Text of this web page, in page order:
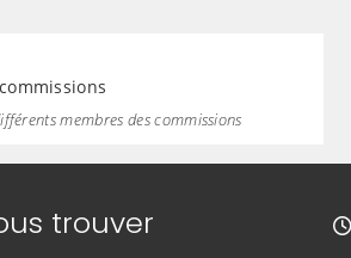
membres des commissions
trouver